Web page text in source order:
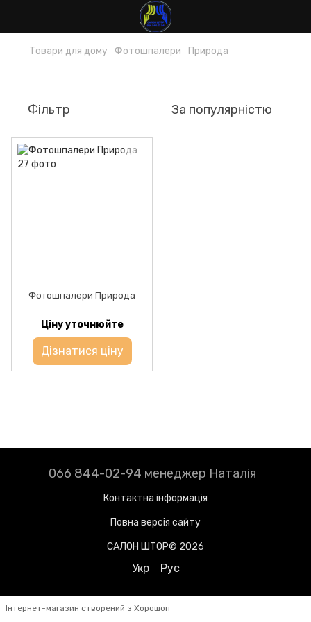
Товари для дому Фотошпалери Природа
Фільтр За популярністю
Фотошпалери Природа
Ціну уточнюйте
Дізнатися ціну
066 844-02-94 менеджер Наталія
Контактна інформація
Повна версія сайту
САЛОН ШТОР© 2026
Укр Рус
Інтернет-магазин створений з Хорошоп